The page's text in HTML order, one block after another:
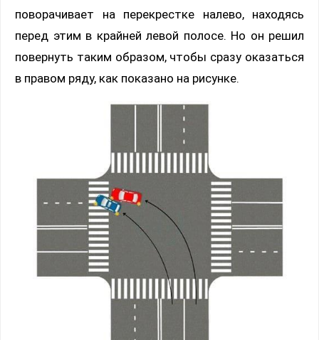
поворачивает на перекрестке налево, находясь
перед этим в крайней левой полосе. Но он решил
повернуть таким образом, чтобы сразу оказаться
в правом ряду, как показано на рисунке.